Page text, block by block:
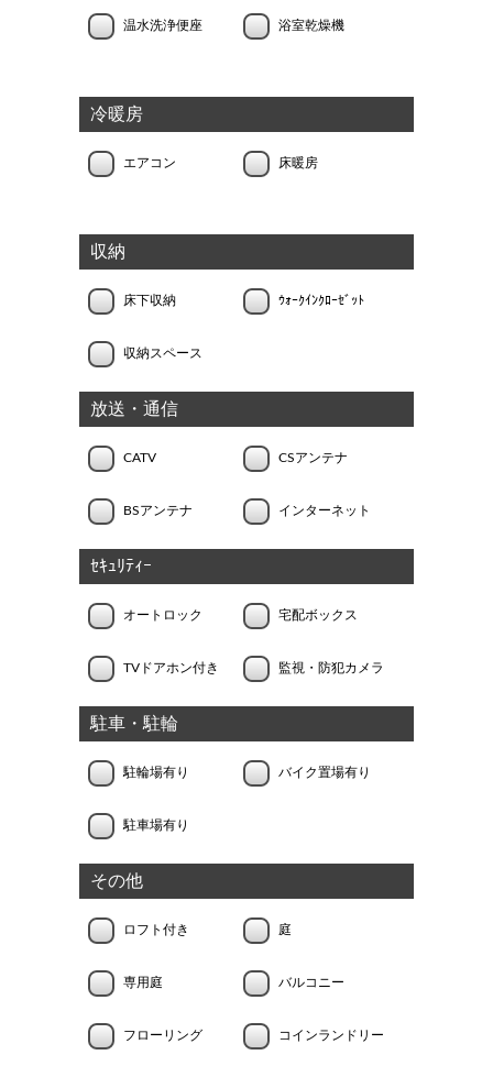
温水洗浄便座 浴室乾燥機
冷暖房
エアコン 床暖房
収納
床下収納 ｳｫｰｸｲﾝｸﾛｰｾﾞｯﾄ
収納スペース
放送・通信
CATV CSアンテナ
BSアンテナ インターネット
ｾｷｭﾘﾃｨｰ
オートロック 宅配ボックス
TVドアホン付き 監視・防犯カメラ
駐車・駐輪
駐輪場有り バイク置場有り
駐車場有り
その他
ロフト付き 庭
専用庭 バルコニー
フローリング コインランドリー